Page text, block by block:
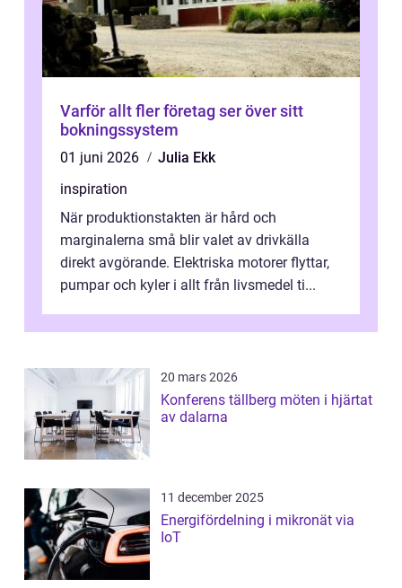
Varför allt fler företag ser över sitt
bokningssystem
01 juni 2026
Julia Ekk
inspiration
När produktionstakten är hård och
marginalerna små blir valet av drivkälla
direkt avgörande. Elektriska motorer flyttar,
pumpar och kyler i allt från livsmedel ti...
20 mars 2026
Konferens tällberg möten i hjärtat
av dalarna
11 december 2025
Energifördelning i mikronät via
IoT